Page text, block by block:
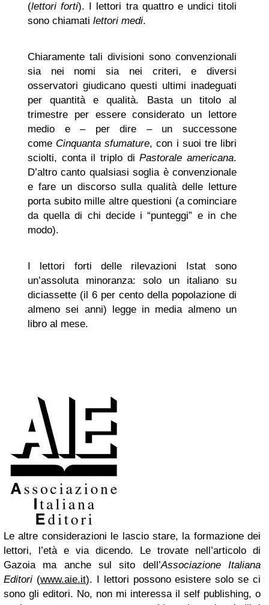
(lettori forti). I lettori tra quattro e undici titoli
sono chiamati lettori medi.
Chiaramente tali divisioni sono convenzionali
sia nei nomi sia nei criteri, e diversi
osservatori giudicano questi ultimi inadeguati
per quantità e qualità. Basta un titolo al
trimestre per essere considerato un lettore
medio e – per dire – un successone
come Cinquanta sfumature, con i suoi tre libri
sciolti, conta il triplo diPastorale americana.
D’altro canto qualsiasi soglia è convenzionale
e fare un discorso sulla qualità delle letture
porta subito mille altre questioni (a cominciare
da quella di chi decide i “punteggi” e in che
modo).
I lettori forti delle rilevazioni Istat sono
un’assoluta minoranza: solo un italiano su
diciassette (il 6 per cento della popolazione di
almeno sei anni) legge in media almeno un
libro al mese.
Le altre considerazioni le lascio stare, la formazione dei
lettori, l’età e via dicendo. Le trovate nell’articolo di
Gazoia ma anche sul sito dell’Associazione Italiana
Editori (www.aie.it). I lettori possono esistere solo se ci
sono gli editori. No, non mi interessa il self publishing, o